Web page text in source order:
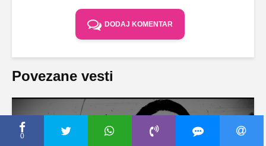
DODAJ KOMENTAR
Povezane vesti
0